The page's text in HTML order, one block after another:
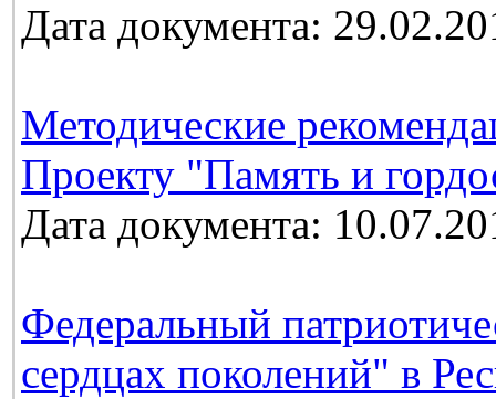
Дата документа:
Методические
Проекту "Память и
Дата документа:
Федеральный
сердцах поколений" в